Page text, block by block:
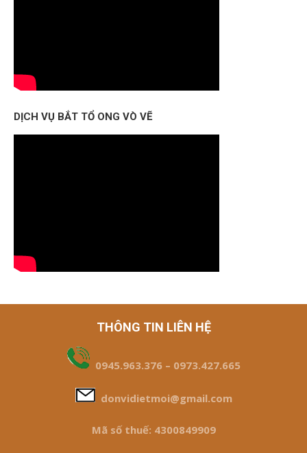
DỊCH VỤ BẮT TỔ ONG VÒ VẼ
THÔNG TIN LIÊN HỆ
0945.963.376 – 0973.427.665
donvidietmoi@gmail.com
Mã số thuế: 4300849909